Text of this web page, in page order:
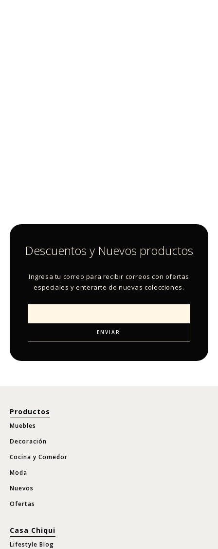
Descuentos y Nuevos productos
Ingresa tu correo para recibir correos con ofertas
especiales y enterarte de nuevas colecciones.
Productos
Muebles
Decoración
Cocina y Comedor
Moda
Nuevos
Ofertas
Casa Chiqui
Lifestyle Blog